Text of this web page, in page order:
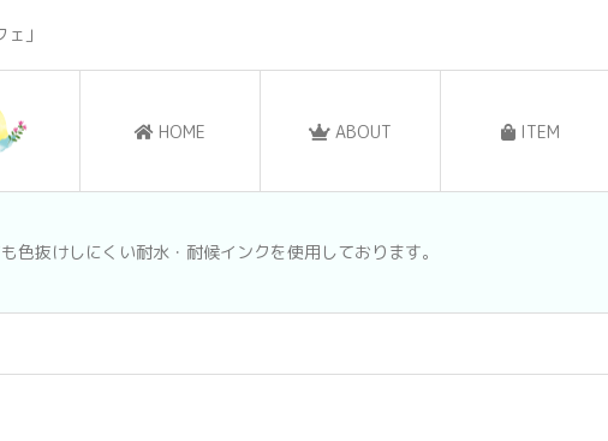
」
HOME ABOUT ITEM
色抜けしにくい耐水・耐候インクを使用しております。